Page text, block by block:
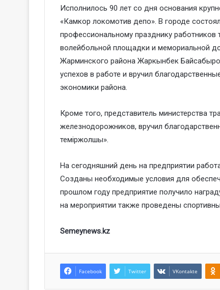
Исполнилось 90 лет со дня основания
«Камкор локомотив депо». В городе
профессиональному празднику работников
волейбольной площадки и мемориальной
Жарминского района Жаркынбек
успехов в работе и вручил
экономики района.
Кроме того, представитель министерства
железнодорожников, вручил
теміржолшы».
На сегодняшний день на предприятии
Созданы необходимые условия для
прошлом году предприятие получило
на мероприятии также проведены
Semeynews.kz
Facebook Twitter VKontakte